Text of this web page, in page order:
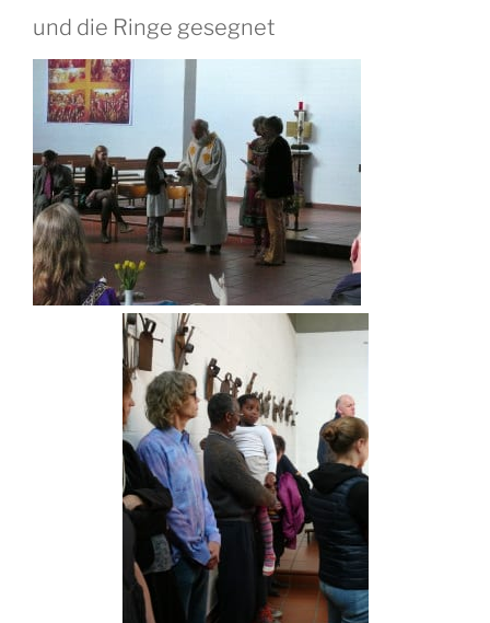
und die Ringe gesegnet